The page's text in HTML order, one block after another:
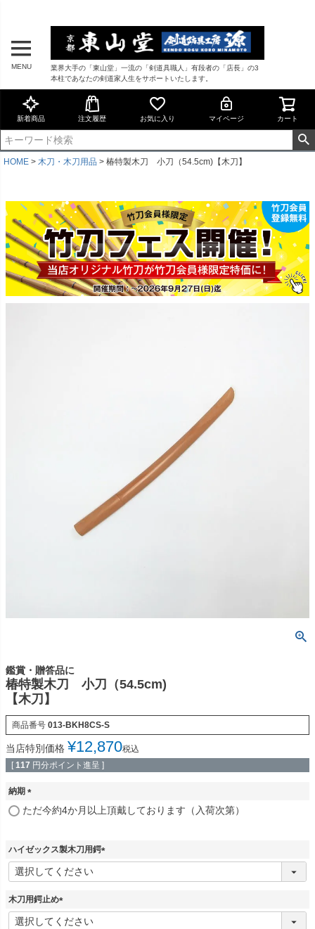
MENU
業界大手の「東山堂」一流の「剣道具職人」有段者の「店長」の3
本柱であなたの剣道家人生をサポートいたします。
新着商品 注文履歴 お気に入り マイページ カート
HOME 木刀・木刀用品 椿特製木刀 小刀（54.5cm)【木刀】
鑑賞・贈答品に
椿特製木刀 小刀（54.5cm)
【木刀】
商品番号 013-BKH8CS-S
当店特別価格 ¥12,870税込
[ 117 円分ポイント進呈 ]
納期
)
ただ今約4か月以上頂戴しております（入荷次第）
ハイゼックス製木刀用鍔
(
木刀用鍔止め
(